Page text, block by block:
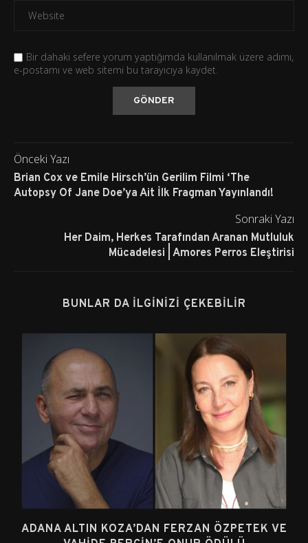
Bir dahaki sefere yorum yaptığımda kullanılmak üzere adımı,
e-postamı ve web sitemi bu tarayıcıya kaydet.
Önceki Yazı
Brian Cox ve Emile Hirsch’ün Gerilim Filmi ‘The
Autopsy Of Jane Doe’ya Ait İlk Fragman Yayınlandı!
Sonraki Yazı
Her Daim, Herkes Tarafından Aranan Mutluluk
Mücadelesi | Amores Perros Eleştirisi
BUNLAR DA İLGINIZI ÇEKEBILIR
ADANA ALTIN KOZA’DAN FERZAN ÖZPETEK VE